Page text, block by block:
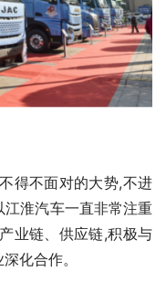
得不面对的大势,不进
江淮汽车一直非常注重
业链、供应链,积极与
化合作。